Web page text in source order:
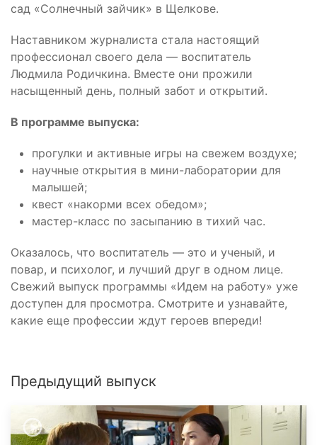
сад «Солнечный зайчик» в Щелкове.
Наставником журналиста стала настоящий
профессионал своего дела — воспитатель
Людмила Родичкина. Вместе они прожили
насыщенный день, полный забот и открытий.
В программе выпуска:
прогулки и активные игры на свежем воздухе;
научные открытия в мини-лаборатории для
малышей;
квест «накорми всех обедом»;
мастер-класс по засыпанию в тихий час.
Оказалось, что воспитатель — это и ученый, и
повар, и психолог, и лучший друг в одном лице.
Свежий выпуск программы «Идем на работу» уже
доступен для просмотра. Смотрите и узнавайте,
какие еще профессии ждут героев впереди!
Предыдущий выпуск